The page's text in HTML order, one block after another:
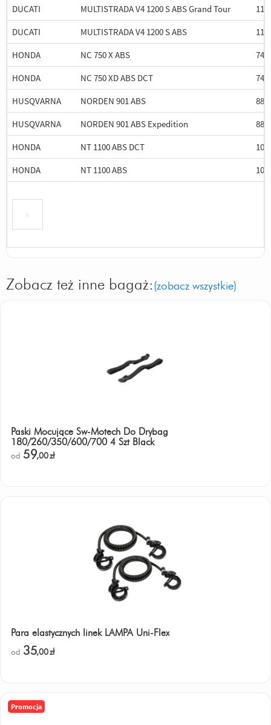
DUCATI
MULTISTRADA V4 1200 S ABS Grand Tour
DUCATI
MULTISTRADA V4 1200 S ABS
HONDA
NC 750 X ABS
745
HONDA
NC 750 XD ABS DCT
745
HUSQVARNA
NORDEN 901 ABS
889
HUSQVARNA
NORDEN 901 ABS Expedition
889
HONDA
NT 1100 ABS DCT
HONDA
NT 1100 ABS
«
Zobacz też inne bagaż: (zobacz wszystkie)
Paski Mocujące Sw-Motech Do Drybag
180/260/350/600/700 4 Szt Black
od 59,00zł
Para elastycznych linek LAMPA Uni-Flex
od 35,00zł
Promocja